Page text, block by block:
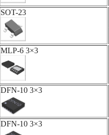
SOT-23
MLP-6 3×3
DFN-10 3×3
DFN-10 3×3